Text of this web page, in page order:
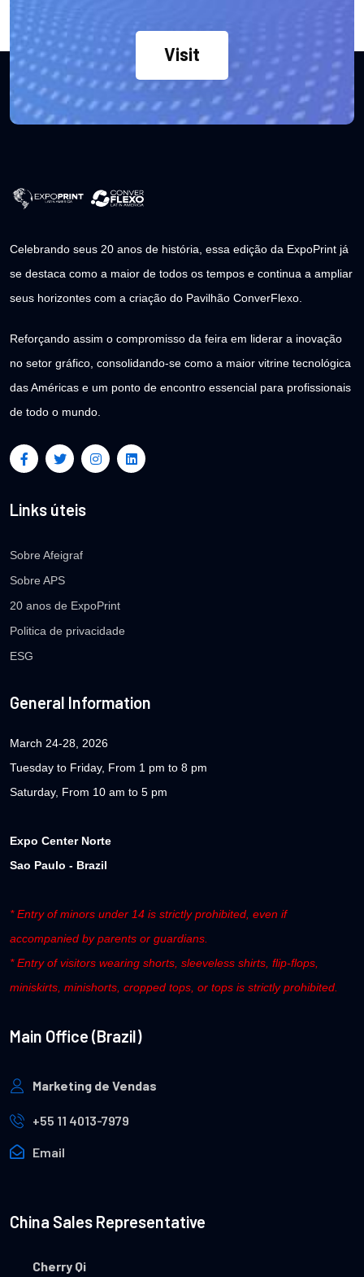
Visit
Celebrando seus 20 anos de história, essa edição da ExpoPrint já
se destaca como a maior de todos os tempos e continua a ampliar
seus horizontes com a criação do Pavilhão ConverFlexo.
Reforçando assim o compromisso da feira em liderar a inovação
no setor gráfico, consolidando-se como a maior vitrine tecnológica
das Américas e um ponto de encontro essencial para profissionais
de todo o mundo.
Links úteis
Sobre Afeigraf
Sobre APS
20 anos de ExpoPrint
Politica de privacidade
ESG
General Information
March 24-28, 2026
Tuesday to Friday, From 1 pm to 8 pm
Saturday, From 10 am to 5 pm
Expo Center Norte
Sao Paulo - Brazil
* Entry of minors under 14 is strictly prohibited, even if
accompanied by parents or guardians.
* Entry of visitors wearing shorts, sleeveless shirts, flip-flops,
miniskirts, minishorts, cropped tops, or tops is strictly prohibited.
Main Office (Brazil)
Marketing de Vendas
+55 11 4013-7979
Email
China Sales Representative
Cherry Qi